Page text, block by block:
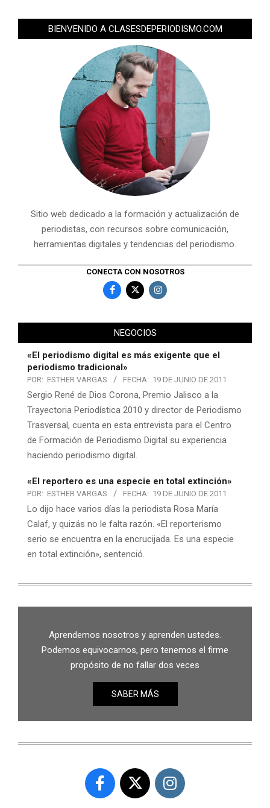
BIENVENIDO A CLASESDEPERIODISMO.COM
Sitio web dedicado a la formación y actualización de
periodistas, con recursos sobre comunicación,
herramientas digitales y tendencias del periodismo.
CONECTA CON NOSOTROS
NEGOCIOS
«El periodismo digital es más exigente que el
periodismo tradicional»
POR: ESTHER VARGAS FECHA: 19 DE JUNIO DE 2011
Sergio René de Dios Corona, Premio Jalisco a la
Trayectoria Periodística 2010 y director de Periodismo
Trasversal, cuenta en esta entrevista para el Centro
de Formación de Periodismo Digital su experiencia
haciendo periodismo digital.
«El reportero es una especie en total extinción»
POR: ESTHER VARGAS FECHA: 19 DE JUNIO DE 2011
Lo dijo hace varios días la periodista Rosa María
Calaf, y quizás no le falta razón. «El reporterismo
serio se encuentra en la encrucijada. Es una especie
en total extinción», sentenció.
Aprendemos nosotros y aprenden ustedes.
Podemos equivocarnos, pero tenemos el firme
propósito de no fallar dos veces
SABER MÁS